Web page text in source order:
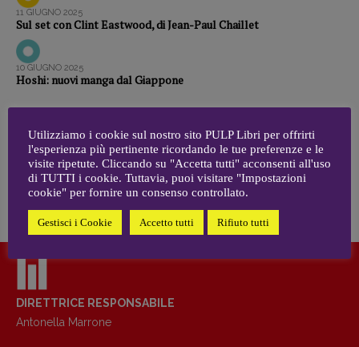
Anna da Re
Grasso,Fabio Malagnini,Valentina
Spallina
recensioni
Elio Grasso[eliovoyager@gmail.com]
Coordinamento Primo Piano:
Elisabetta Michielin
[michielin.elisabetta@gmail.com]
Coordinamento News in breve:
[anna.dare.comunicazione@gmail.com]
Fabio Malagnini
[fabio.malagnini@gmail.
11 GIUGNO 2025
Sul set con Clint Eastwood, di Jean-Paul Chaillet
10 GIUGNO 2025
Hoshi: nuovi manga dal Giappone
1 95 97
98 99 100 … 109 110
DIRETTRICE RESPONSABILE
Antonella Marrone
Utilizziamo i cookie sul nostro sito PULP Libri per offrirti
l'esperienza più pertinente ricordando le tue preferenze e le
visite ripetute. Cliccando su "Accetta tutti" acconsenti all'uso
di TUTTI i cookie. Tuttavia, puoi visitare "Impostazioni
cookie" per fornire un consenso controllato.
Gestisci i Cookie Accetto tutti Rifiuto tutti